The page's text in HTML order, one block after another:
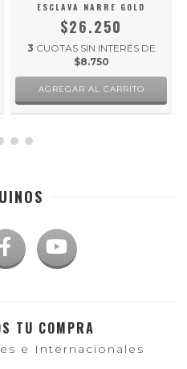
ESCLAVA NARRE GOLD
$26.250
3 CUOTAS SIN INTERÉS DE
$8.750
TU COMPRA
e Internacionales